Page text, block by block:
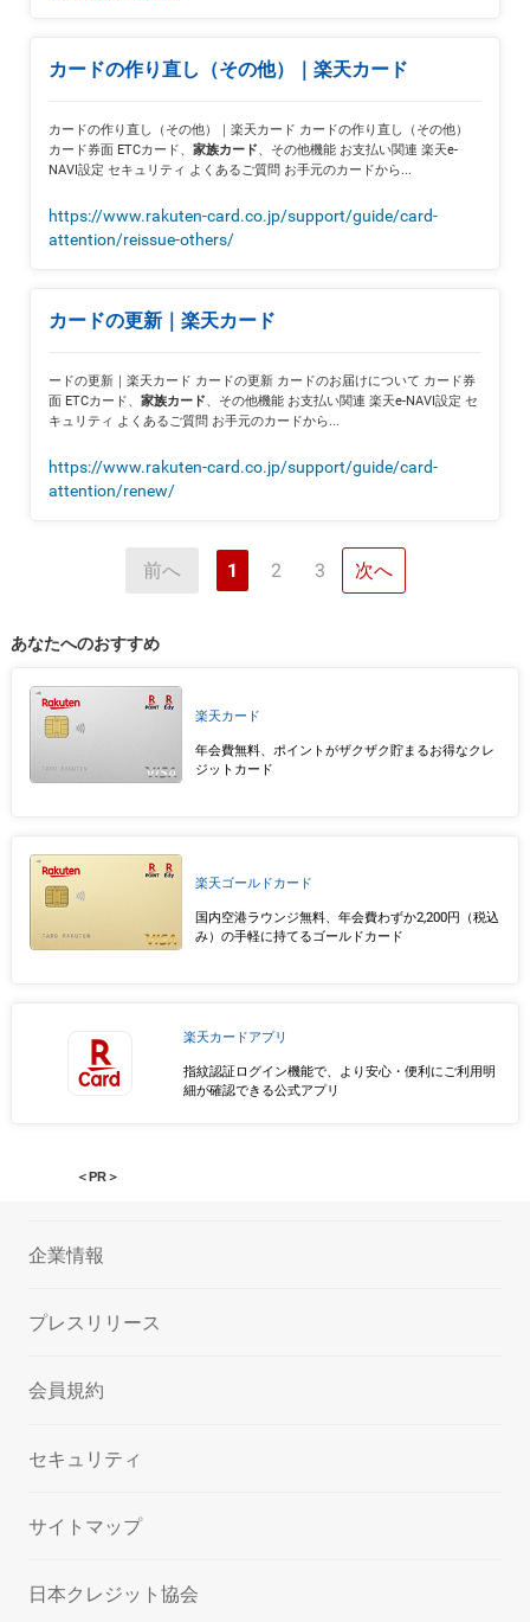
カードの作り直し（その他）｜楽天カード
カードの作り直し（その他）｜楽天カード カードの作り直し（その他）
カード券面 ETCカード、
家族カード、その他機能 お支払い関連 楽天e-
NAVI設定 セキュリティ よくあるご質問 お手元のカードから...
https://www.rakuten-card.co.jp/support/guide/card-
attention/reissue-others/
カードの更新｜楽天カード
ードの更新｜楽天カード カードの更新 カードのお届けについて カード券
面 ETCカード、
家族カード、その他機能 お支払い関連 楽天e-NAVI設定 セ
キュリティ よくあるご質問 お手元のカードから...
https://www.rakuten-card.co.jp/support/guide/card-
attention/renew/
前へ 1 2 3 次へ
あなたへのおすすめ
楽天カード
年会費無料、ポイントがザクザク貯まるお得なクレ
ジットカード
楽天ゴールドカード
国内空港ラウンジ無料、年会費わずか2,200円（税込
み）の手軽に持てるゴールドカード
楽天カードアプリ
指紋認証ログイン機能で、より安心・便利にご利用明
細が確認できる公式アプリ
＜PR＞
企業情報
プレスリリース
会員規約
セキュリティ
サイトマップ
日本クレジット協会